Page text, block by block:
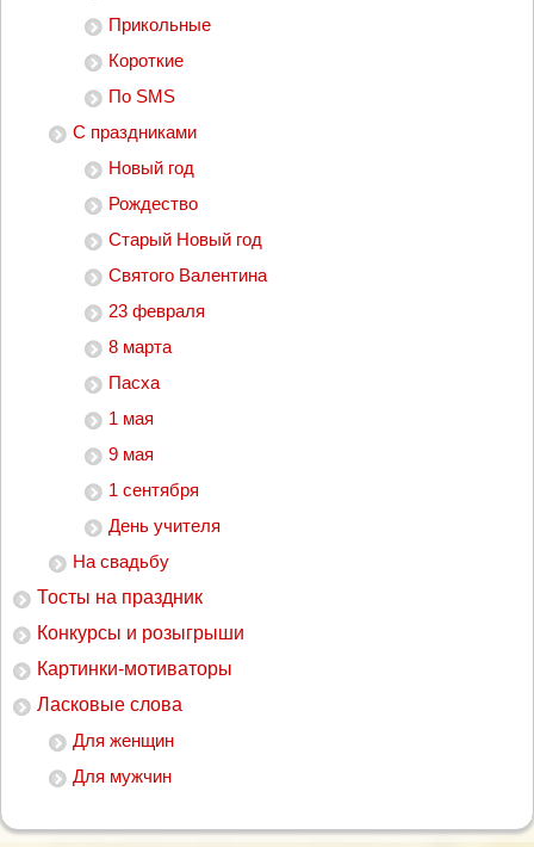
Прикольные
Короткие
По SMS
С праздниками
Новый год
Рождество
Старый Новый год
Святого Валентина
23 февраля
8 марта
Пасха
1 мая
9 мая
1 сентября
День учителя
На свадьбу
Тосты на праздник
Конкурсы и розыгрыши
Картинки-мотиваторы
Ласковые слова
Для женщин
Для мужчин